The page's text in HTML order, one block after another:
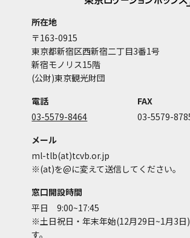
所在地
〒163-0915
東京都新宿区西新宿二丁目3番1号
新宿モノリス15階
(公財)東京観光財団
電話
03-5579-8464
FAX
03-5579-
メール
ml-tlb(at)tcvb.or.jp
※(at)を@に変えて送信してください。
窓口開設時間
平日 9:00~17:45
※土日祝日・年末年始(12月29日~1月3日
す。